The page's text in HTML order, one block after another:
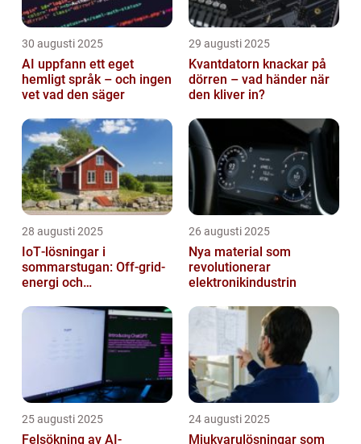
30 augusti 2025
AI uppfann ett eget
hemligt språk – och ingen
vet vad den säger
29 augusti 2025
Kvantdatorn knackar på
dörren – vad händer när
den kliver in?
28 augusti 2025
IoT‑lösningar i
sommarstugan: Off‑grid-
energi och
26 augusti 2025
Nya material som
revolutionerar
elektronikindustrin
25 augusti 2025
Felsökning av AI-
24 augusti 2025
Mjukvarulösningar som